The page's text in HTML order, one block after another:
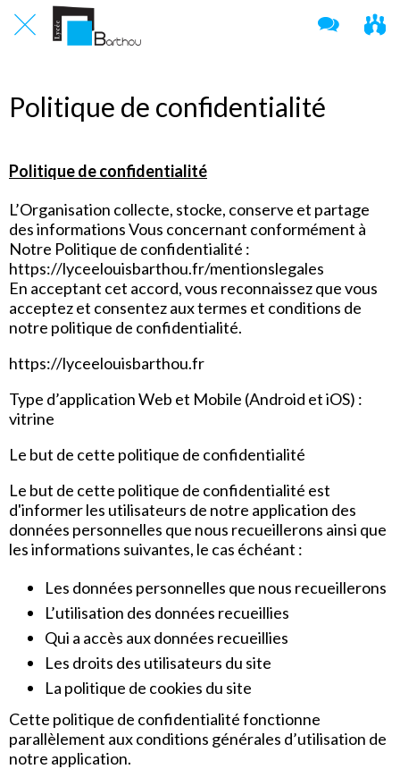
Politique de confidentialité
Politique de confidentialité
L’Organisation collecte, stocke, conserve et partage
des informations Vous concernant conformément à
Notre Politique de confidentialité :
https://lyceelouisbarthou.fr/mentionslegales
En acceptant cet accord, vous reconnaissez que vous
acceptez et consentez aux termes et conditions de
notre politique de confidentialité.
https://lyceelouisbarthou.fr
Type d’application Web et Mobile (Android et iOS) :
vitrine
Le but de cette politique de confidentialité
Le but de cette politique de confidentialité est
d'informer les utilisateurs de notre application des
données personnelles que nous recueillerons ainsi que
les informations suivantes, le cas échéant :
Les données personnelles que nous recueillerons
L’utilisation des données recueillies
Qui a accès aux données recueillies
Les droits des utilisateurs du site
La politique de cookies du site
Cette politique de confidentialité fonctionne
parallèlement aux conditions générales d’utilisation de
notre application.